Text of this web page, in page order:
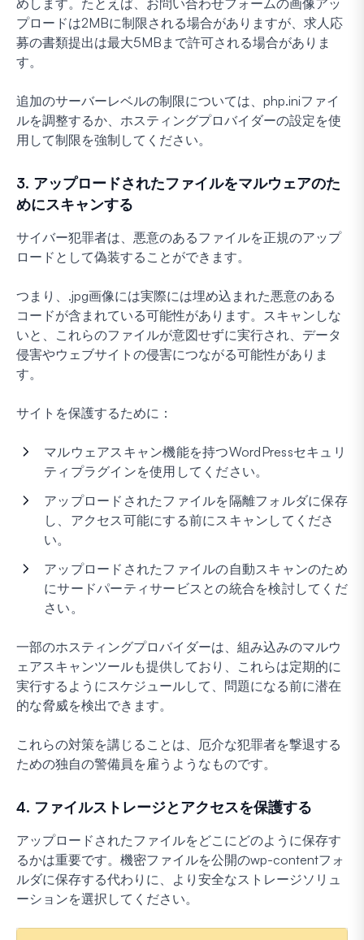
めします。たとえば、お問い合わせフォームの画像アッ
プロードは2MBに制限される場合がありますが、求人応
募の書類提出は最大5MBまで許可される場合がありま
す。
追加のサーバーレベルの制限については、php.iniファイ
ルを調整するか、ホスティングプロバイダーの設定を使
用して制限を強制してください。
3. アップロードされたファイルをマルウェアのた
めにスキャンする
サイバー犯罪者は、悪意のあるファイルを正規のアップ
ロードとして偽装することができます。
つまり、.jpg画像には実際には埋め込まれた悪意のある
コードが含まれている可能性があります。スキャンしな
いと、これらのファイルが意図せずに実行され、データ
侵害やウェブサイトの侵害につながる可能性がありま
す。
サイトを保護するために：
マルウェアスキャン機能を持つWordPressセキュリ
ティプラグインを使用してください。
アップロードされたファイルを隔離フォルダに保存
し、アクセス可能にする前にスキャンしてくださ
い。
アップロードされたファイルの自動スキャンのため
にサードパーティサービスとの統合を検討してくだ
さい。
一部のホスティングプロバイダーは、組み込みのマルウ
ェアスキャンツールも提供しており、これらは定期的に
実行するようにスケジュールして、問題になる前に潜在
的な脅威を検出できます。
これらの対策を講じることは、厄介な犯罪者を撃退する
ための独自の警備員を雇うようなものです。
4. ファイルストレージとアクセスを保護する
アップロードされたファイルをどこにどのように保存す
るかは重要です。機密ファイルを公開のwp-contentフォ
ルダに保存する代わりに、より安全なストレージソリュ
ーションを選択してください。